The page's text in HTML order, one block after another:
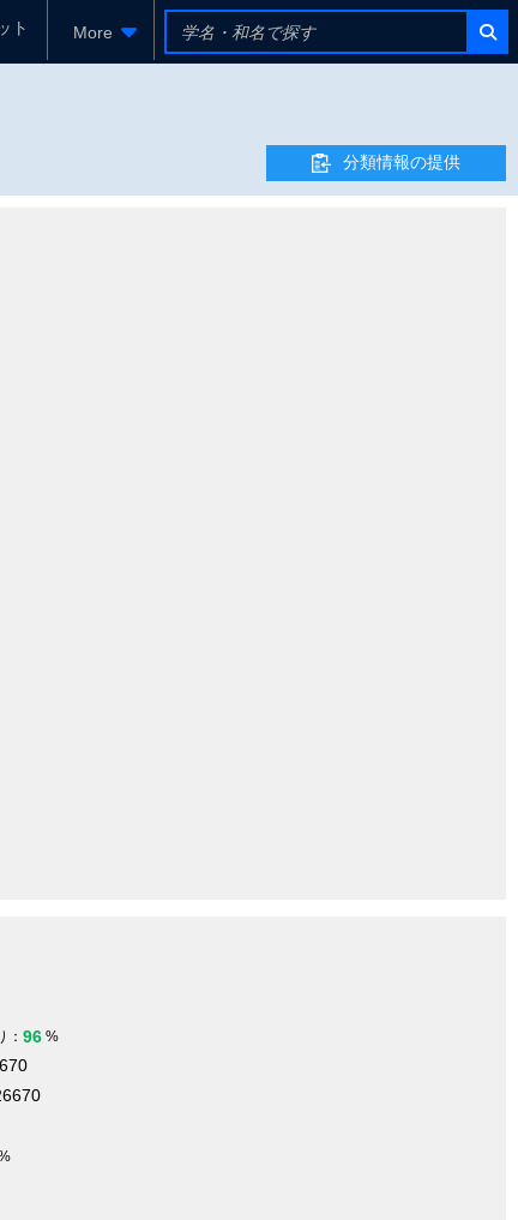
ト More
分類情報の提供
： 96 %